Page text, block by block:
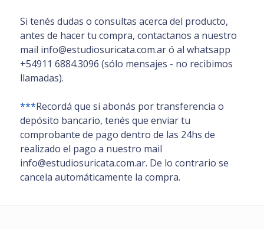
Si tenés dudas o consultas acerca del producto,
antes de hacer tu compra, contactanos a nuestro
mail info@estudiosuricata.com.ar ó al whatsapp
+54911 6884.3096 (sólo mensajes - no recibimos
llamadas).
***Recordá que si abonás por transferencia o
depósito bancario, tenés que enviar tu
comprobante de pago dentro de las 24hs de
realizado el pago a nuestro mail
info@estudiosuricata.com.ar. De lo contrario se
cancela automáticamente la compra.